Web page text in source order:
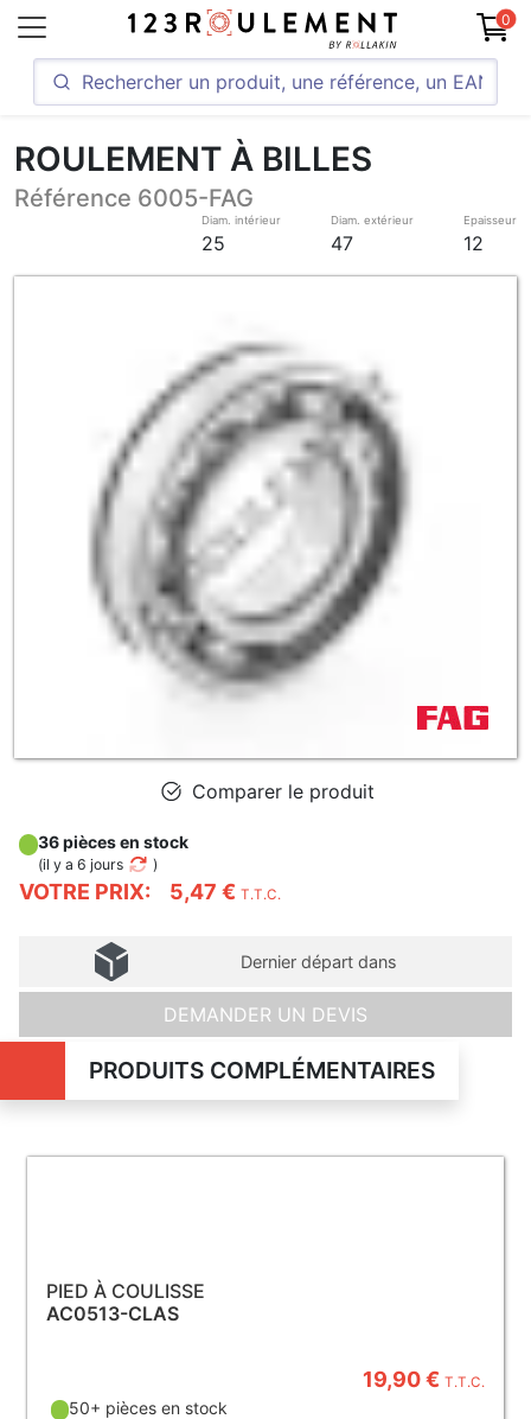
0
ROULEMENT À BILLES
Référence 6005-FAG
Diam. intérieur
25
Diam. extérieur
47
Epaisseur
12
Comparer le produit
VOTRE PRIX: 5,47 € T.T.C.
36 pièces en stock
(il y a 6 jours )
Dernier départ dans
DEMANDER UN DEVIS
PRODUITS COMPLÉMENTAIRES
PIED À COULISSE
AC0513-CLAS
19,90 €T.T.C.
50+ pièces en stock